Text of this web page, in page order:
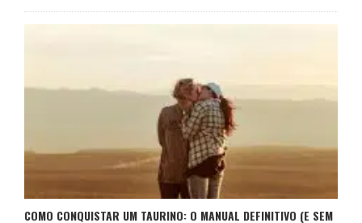
COMO CONQUISTAR UM TAURINO: O MANUAL DEFINITIVO (E SEM